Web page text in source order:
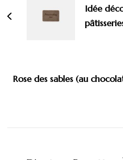
Idée
Rose des sables (au